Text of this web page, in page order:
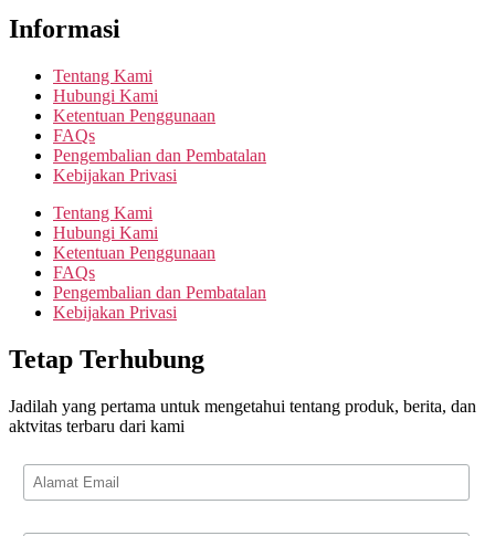
Informasi
Tentang Kami
Hubungi Kami
Ketentuan Penggunaan
FAQs
Pengembalian dan Pembatalan
Kebijakan Privasi
Tentang Kami
Hubungi Kami
Ketentuan Penggunaan
FAQs
Pengembalian dan Pembatalan
Kebijakan Privasi
Tetap Terhubung
Jadilah yang pertama untuk mengetahui tentang produk, berita, dan
aktvitas terbaru dari kami